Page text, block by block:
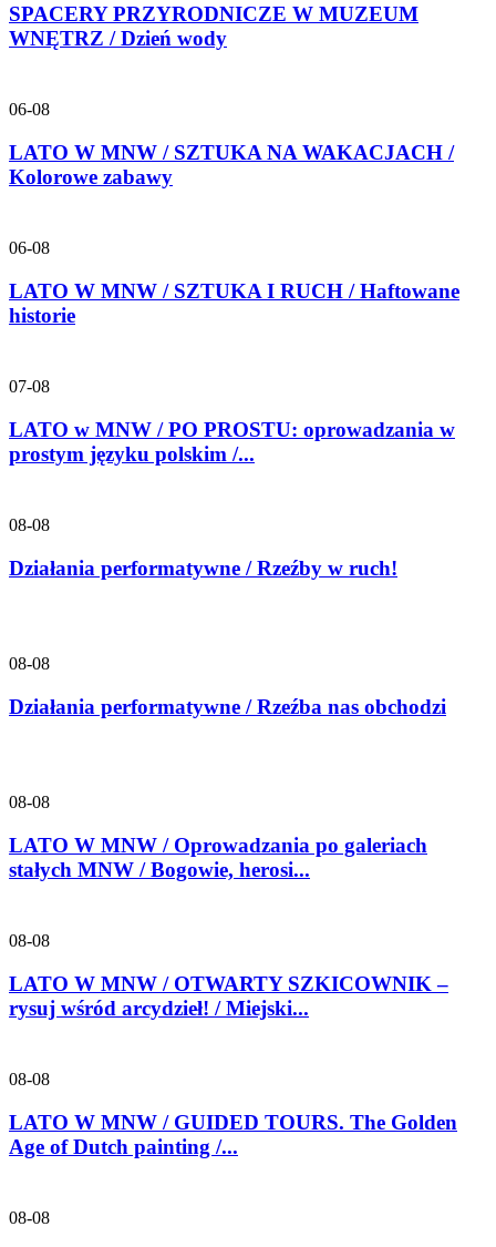
SPACERY PRZYRODNICZE W MUZEUM
WNĘTRZ / Dzień wody
06-08
LATO W MNW / SZTUKA NA WAKACJACH /
Kolorowe zabawy
06-08
LATO W MNW / SZTUKA I RUCH / Haftowane
historie
07-08
LATO w MNW / PO PROSTU: oprowadzania w
prostym języku polskim /...
08-08
Działania performatywne / Rzeźby w ruch!
08-08
Działania performatywne / Rzeźba nas obchodzi
08-08
LATO W MNW / Oprowadzania po galeriach
stałych MNW / Bogowie, herosi...
08-08
LATO W MNW / OTWARTY SZKICOWNIK –
rysuj wśród arcydzieł! / Miejski...
08-08
LATO W MNW / GUIDED TOURS. The Golden
Age of Dutch painting /...
08-08